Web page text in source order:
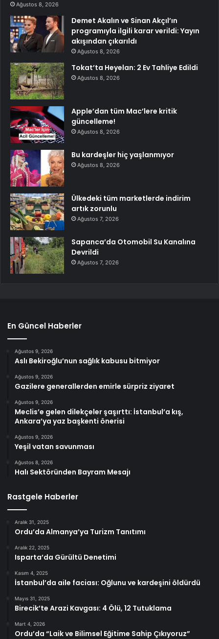
Ağustos 8, 2026
Demet Akalın ve Sinan Akçıl’ın
programıyla ilgili karar verildi: Yayın
akışından çıkarıldı
Ağustos 8, 2026
Tokat’ta Heyelan: 2 Ev Tahliye Edildi
Ağustos 8, 2026
Apple’dan tüm Mac’lere kritik
güncelleme!
Ağustos 8, 2026
Bu kardeşler hiç yaşlanmıyor
Ağustos 8, 2026
Ülkedeki tüm marketlerde indirim
artık zorunlu
Ağustos 7, 2026
Sapanca’da Otomobil Su Kanalına
Devrildi
Ağustos 7, 2026
En Güncel Haberler
Ağustos 9, 2026
Aslı Bekiroğlu’nun sağlık kabusu bitmiyor
Ağustos 9, 2026
Gazilere generallerden emirle sürpriz ziyaret
Ağustos 9, 2026
Meclis’e gelen dilekçeler şaşırttı: İstanbul’a kış,
Ankara’ya yaz başkenti önerisi
Ağustos 9, 2026
Yeşil vatan savunması
Ağustos 8, 2026
Halı Sektöründen Bayram Mesajı
Rastgele Haberler
Aralık 31, 2025
Ordu’da Almanya’ya Turizm Tanıtımı
Aralık 22, 2025
Isparta’da Gürültü Denetimi
Kasım 4, 2025
İstanbul’da aile faciası: Oğlunu ve kardeşini öldürdü
Mayıs 31, 2025
Birecik’te Arazi Kavgası: 4 Ölü, 12 Tutuklama
Mart 4, 2026
Ordu’da “Laik ve Bilimsel Eğitime Sahip Çıkıyoruz”